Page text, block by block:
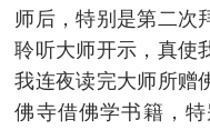
师后，特别是第二次
聆听大师开示，真使
我连夜读完大师所赠
佛寺借佛学书籍，